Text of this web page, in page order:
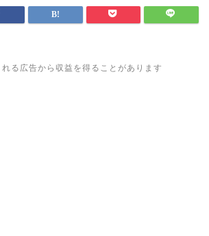
る広告から収益を得ることがあります